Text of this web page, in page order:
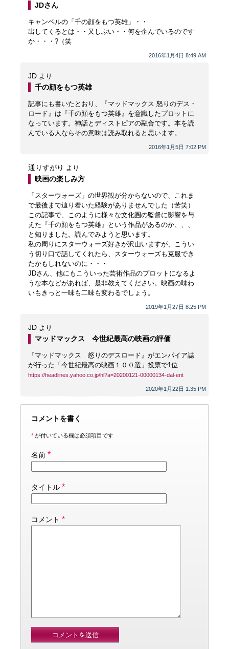
2016年1月4日 8:49 AM
JDさん
キャンベルの「千の顔をもつ英雄」・・
出してくるとは・・又しぶい・・何を企んでいるのです
か・・・?（笑
JD より
2016年1月5日 7:02 PM
千の顔をもつ英雄
記事にも書いたとおり、『マッドマックス 怒りのデス・
ロード』は『千の顔をもつ英雄』を意識したプロットに
なっています。神話とディストピアの融合です。本を読
んでいる人ならその意味は読み取れると思います。
通りすがり より
2019年1月27日 8:25 PM
映画の楽しみ方
「スターウォーズ」の世界観が分からないので、これま
で最後まで辿り着いた経験がありませんでした（苦笑）
この記事で、このように様々な文化圏の監督に影響を与
えた『千の顔をもつ英雄』という作品があるのか、、、
と知りました。読んでみようと思います。
私の周りにスターウォーズ好きが沢山いますが、こうい
う切り口で話してくれたら、スターウォーズも克服でき
たかもしれないのに・・・
JDさん、他にもこういった芸術作品のプロットになるよ
うな本などがあれば、是非教えてください。映画の味わ
いもきっと一味も二味も変わるでしょう。
JD より
2020年1月22日 1:35 PM
マッドマックス 今世紀最高の映画の評価
『マッドマックス 怒りのデスロード』がエンパイア誌
が行った「今世紀最高の映画１００選」投票で1位
https://headlines.yahoo.co.jp/hl?a=20200121-00000134-dal-ent
コメントを書く
* が付いている欄は必須項目です
名前 *
タイトル *
コメント *